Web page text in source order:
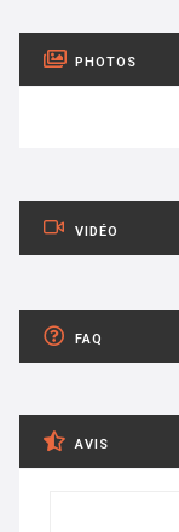
PHOTOS
VIDÉO
FAQ
AVIS